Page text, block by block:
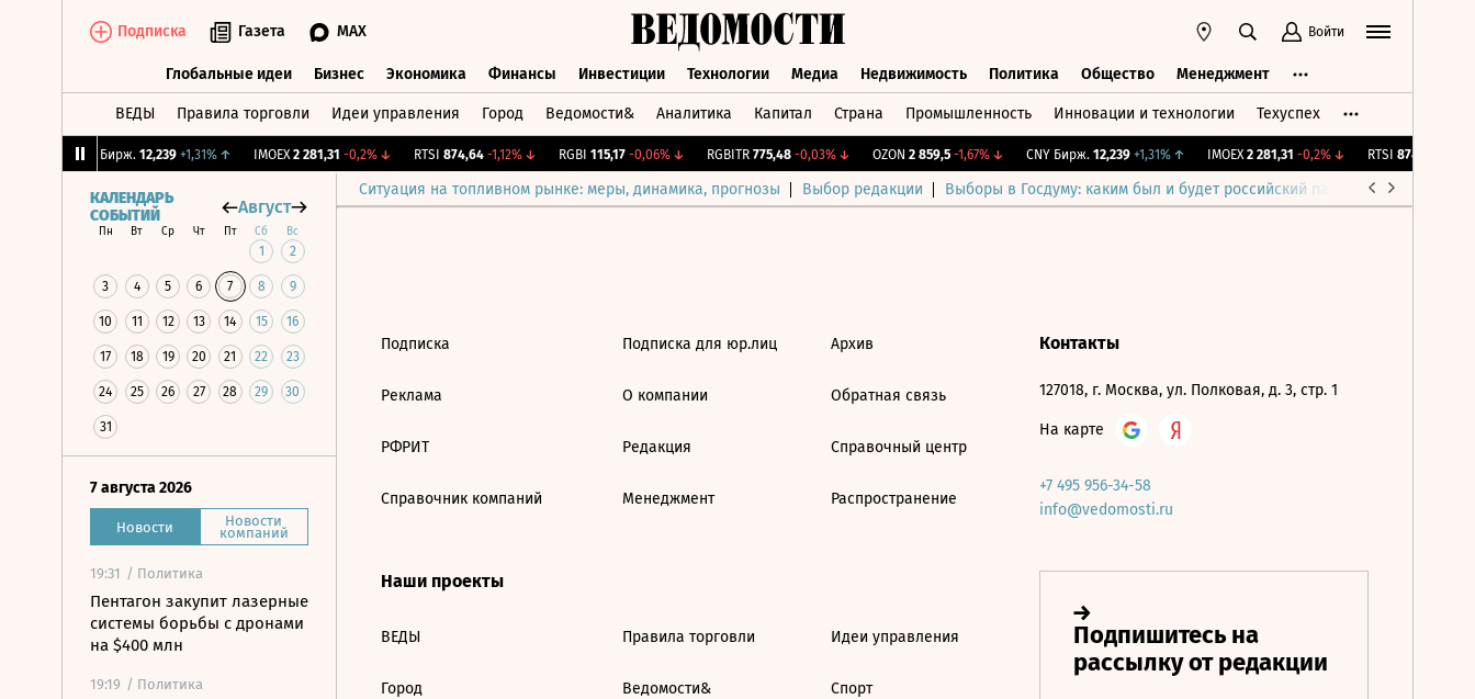
Подписка Газета MAX Войти
Глобальные идеи Бизнес Экономика Финансы Инвестиции Технологии Медиа Недвижимость Политика Общество Менеджмент
ВЕДЫ Правила торговли Идеи управления Город Ведомости& Аналитика Капитал Страна Промышленность Инновации и технологии Техуспех
CNY Бирж. 12,239 +1,31%↑ IMOEX 2 281,31 -0,2%↓ RTSI 874,64 -1,12%↓ RGBI 115,17 -0,06%↓ RGBITR 775,48 -0,03%↓ OZON 2 859,5 -1,67%↓ CNY Бирж. 12,239 +1,31%↑ IMOEX 2 281,31 -0,2%↓ RTSI 874,64
Ситуация на топливном рынке: меры, динамика, прогнозы Выбор редакции Выборы в Госдуму: каким был и будет российский парламент
КАЛЕНДАРЬ
СОБЫТИЙ
Август
Пн Вт Ср Чт Пт Сб Вс
1 2
3 4 5 6 7 8 9
10 11 12 13 14 15 16
17 18 19 20 21 22 23
24 25 26 27 28 29 30
31
7 августа 2026
Новости Новости
компаний
19:31 / Политика
Пентагон закупит лазерные
системы борьбы с дронами
на $400 млн
19:19 / Политика
Подписка
Реклама
РФРИТ
Справочник компаний
Подписка для юр.лиц
О компании
Редакция
Менеджмент
Архив
Обратная связь
Справочный центр
Распространение
Наши проекты
ВЕДЫ
Город
Правила торговли
Ведомости&
Идеи управления
Спорт
Контакты
127018, г. Москва, ул. Полковая, д. 3, стр. 1
На карте
+7 495 956-34-58
info@vedomosti.ru